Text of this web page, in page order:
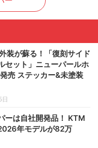
装が蘇る！「復刻サイド
セット」ニューパールホ
売 ステッカー&未塗装
ーは自社開発品！ KTM
年モデルが82万